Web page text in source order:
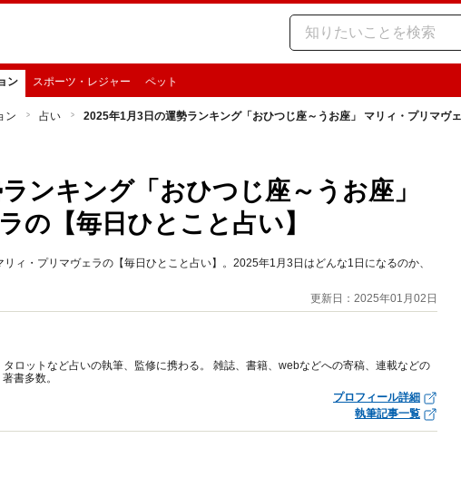
ン スポーツ・レジャー ペット
ン 占い 2025年1月3日の運勢ランキング「おひつじ座～うお座」 マリィ・プリマヴ
ンキング「おひつじ座～うお座」
の【毎日ひとこと占い】
ィ・プリマヴェラの【毎日ひとこと占い】。2025年1月3日はどんな1日になるのか、
更新日：2025年01月02日
ロットなど占いの執筆、監修に携わる。 雑誌、書籍、webなどへの寄稿、連載などの
書多数。
プロフィール詳細
執筆記事一覧